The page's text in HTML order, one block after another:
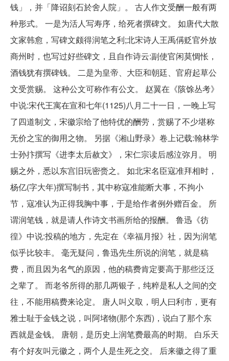
钱」，并「降诏刻石於舍人院」。 古人作文受酬一般有两
种形式。 一是为活人写寿序，给死者撰碑文。 如唐代大散
文家韩愈，写碑文颇得润笔之利;北宋诗人王禹偁贬官外放
商州时，也写过好些碑文，且自作诗云:副使官闲莫惆怅，
酒钱犹有撰碑钱。 二是为皇帝、大臣和朝廷、官府起草公
文受赏赐。 这种公文可称作有公文。 赵翼在《陔馀丛考》
中说:宋代王寓在宣和七年(1125)八月二十一日，一晚上写
了四道制文，宋徽宗给了他特优的酬劳，赏赐了不少堪称
无价之宝的御用之物。 另据《湘山野录》卷上记载:翰林学
士孙抃撰写《进李太后赦文》，宋仁宗读后感泣弥月。 明
赐之外，悉以东宫旧玩密赍之。 如北宋名臣寇准拜相时，
杨亿(字大年)撰写制书，其中称寇准能断大事，不拘小
节，寇准认为正得我胸中事，于是给作者例外赠百金。 所
谓润笔钱，就是请人作诗文书画所给的报酬。 鲁迅《彷
徨》中说:投稿的地方，先定在《幸福月报》社，因为润笔
似乎比较丰。 毫无疑问，鲁迅先生所说的润笔，就是稿
费，而且因为名气的原因，他的稿费肯定要高于那些泛泛
之辈了。 而老爷所得的那几两银子，纯粹是私人之间的交
往，不能用稿费来论定。 唐人叫义取，明人曰利市，更有
雅士耻于金钱之说，叫阿堵物(那个东西)，说白了那个东
西就是金钱。 唐朝，是历史上润笔费最高的时期。 白乐天
有个好友叫元徽之，两个人是生死之交。 后来徽之得了重